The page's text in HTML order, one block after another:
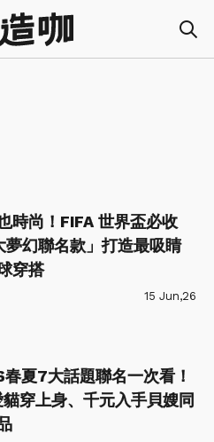
時尚！FIFA 世界盃必收
夢幻聯名款」打造最吸睛
穿搭
15 Jun,26
夏7大話題聯名一次看！
貓穿上身、千元入手貝嫂同